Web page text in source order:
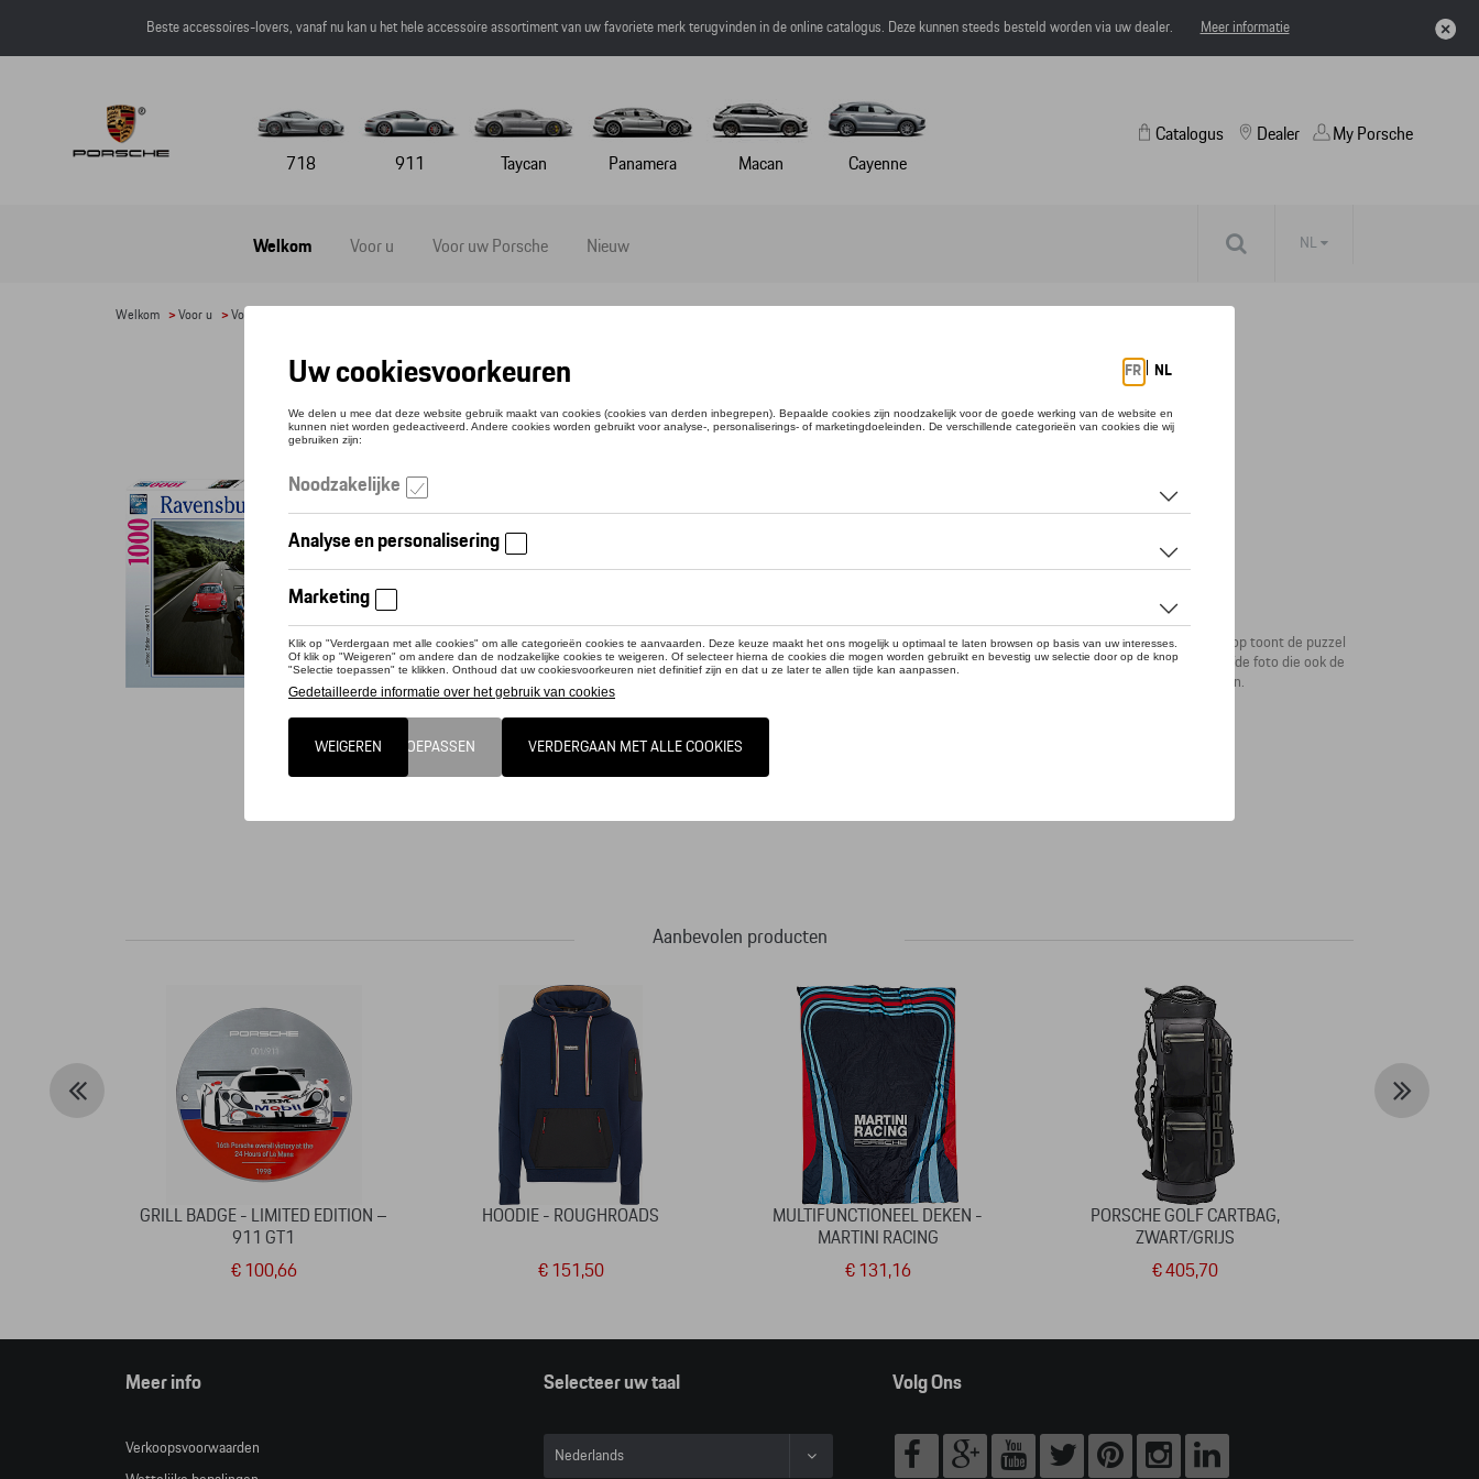
Beste accessoires-lovers, vanaf nu kan u het hele accessoire assortiment van uw favoriete merk terugvinden in de online catalogus. Deze kunnen steeds besteld worden via uw dealer. Meer informatie
718 911 Taycan Panamera Macan Cayenne
Catalogus
Welkom Voor u Voor uw Porsche Nieuw
Dealer My Porsche
NL
Welkom >Voor u >Voor kinderen
2D PUZZLE RAVENSBURGER - CALENDAR SHOTS
Referentie: WAP0400060P2DP
Contacteer uw dealer voor beschikbaarheid
Met de gelimiteerde 2D puzzel van Ravensburger met 1.000 stukjes zijn puzzel en rijplezier gegarandeerd in pole position. Na afloop toont de puzzel
de legendarische Porsche 911 (901 nr. 57) naast de Porsche 911 GT3 Cup op het voormalige circuit Solitude bij Stuttgart - dezelfde foto die ook de
cover siert van de Porsche kalender van 2023 die volledig gewijd is aan de Porsche 911. De puzzel is beperkt tot 9.911 exemplaren.
Aanbevolen producten
GRILL BADGE - LIMITED EDITION –
911 GT1
€ 100,66
HOODIE - ROUGHROADS
€ 151,50
MULTIFUNCTIONEEL DEKEN -
MARTINI RACING
€ 131,16
PORSCHE GOLF CARTBAG,
ZWART/GRIJS
€ 405,70
Meer info
Verkoopsvoorwaarden
Selecteer uw taal
Nederlands
Volg Ons